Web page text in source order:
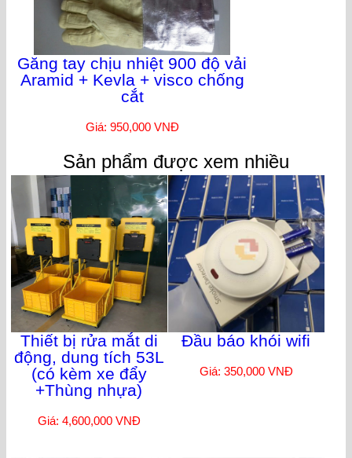
Găng tay chịu nhiệt 900 độ vải
Aramid + Kevla + visco chống
cắt
Giá: 950,000 VNĐ
Sản phẩm được xem nhiều
Thiết bị rửa mắt di
động, dung tích 53L
(có kèm xe đẩy
+Thùng nhựa)
Giá: 4,600,000 VNĐ
Đầu báo khói wifi
Giá: 350,000 VNĐ